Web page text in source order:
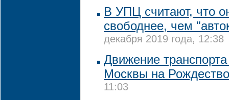
В УПЦ считают, что
свободнее, чем
декабря 2019 года, 12:38
Движение
Москвы на Рождество
11:03